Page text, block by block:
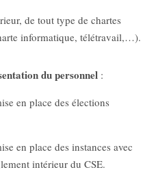
de tout type de chartes
informatique, télétravail,…).
du personnel :
en place des élections
en place des instances avec
intérieur du CSE.